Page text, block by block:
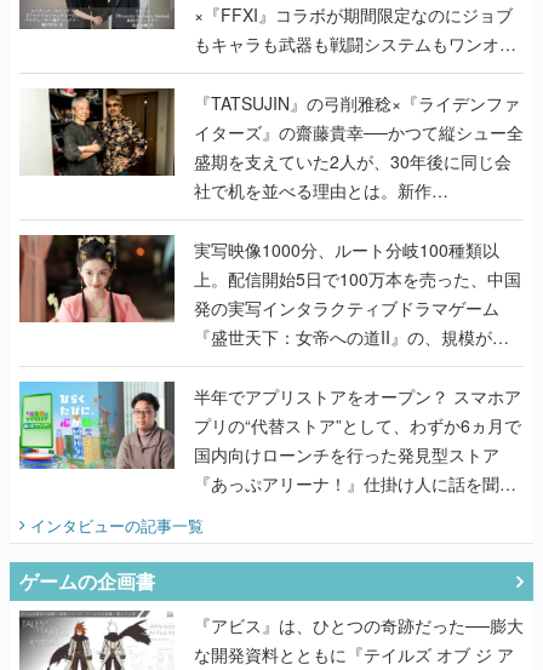
×『FFXI』コラボが期間限定なのにジョブ
もキャラも武器も戦闘システムもワンオフ
で作り込まれた理由を両ディレクターに聞
く
『TATSUJIN』の弓削雅稔×『ライデンファ
イターズ』の齋藤貴幸──かつて縦シュー全
盛期を支えていた2人が、30年後に同じ会
社で机を並べる理由とは。新作
『TATSUJIN EXTREME』で初タッグを組
んだレジェンド2人に訊く開発秘話
実写映像1000分、ルート分岐100種類以
上。配信開始5日で100万本を売った、中国
発の実写インタラクティブドラマゲーム
『盛世天下：女帝への道II』の、規模が違
うこだわりをプロデューサーに聞いた
半年でアプリストアをオープン？ スマホア
プリの“代替ストア”として、わずか6ヵ月で
国内向けローンチを行った発見型ストア
『あっぷアリーナ！』仕掛け人に話を聞い
てみた
インタビューの記事一覧
ゲームの企画書
『アビス』は、ひとつの奇跡だった──膨大
な開発資料とともに『テイルズ オブ ジ ア